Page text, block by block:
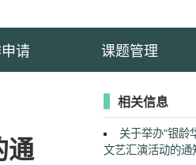
请 课题管理
通
相关信息
关于举办"银龄
文艺汇演活动的通